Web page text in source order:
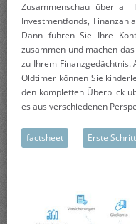
Zusammenschau über all
Investmentfonds,
Dann führen Sie Ihre
zusammen und machen
zu Ihrem
Oldtimer können Sie
den kompletten Überblick
es aus verschiedenen
factsheet Erste